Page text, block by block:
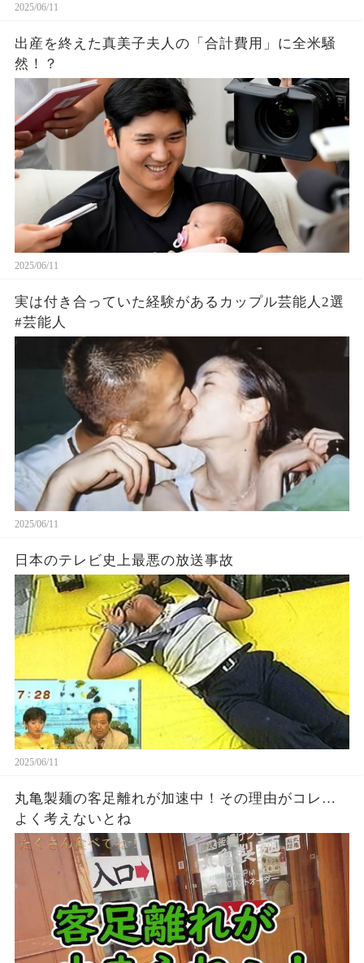
2025/06/11
出産を終えた真美子夫人の「合計費用」に全米騒
然！？
2025/06/11
実は付き合っていた経験があるカップル芸能人2選
#芸能人
2025/06/11
日本のテレビ史上最悪の放送事故
2025/06/11
丸亀製麺の客足離れが加速中！その理由がコレ…
よく考えないとね